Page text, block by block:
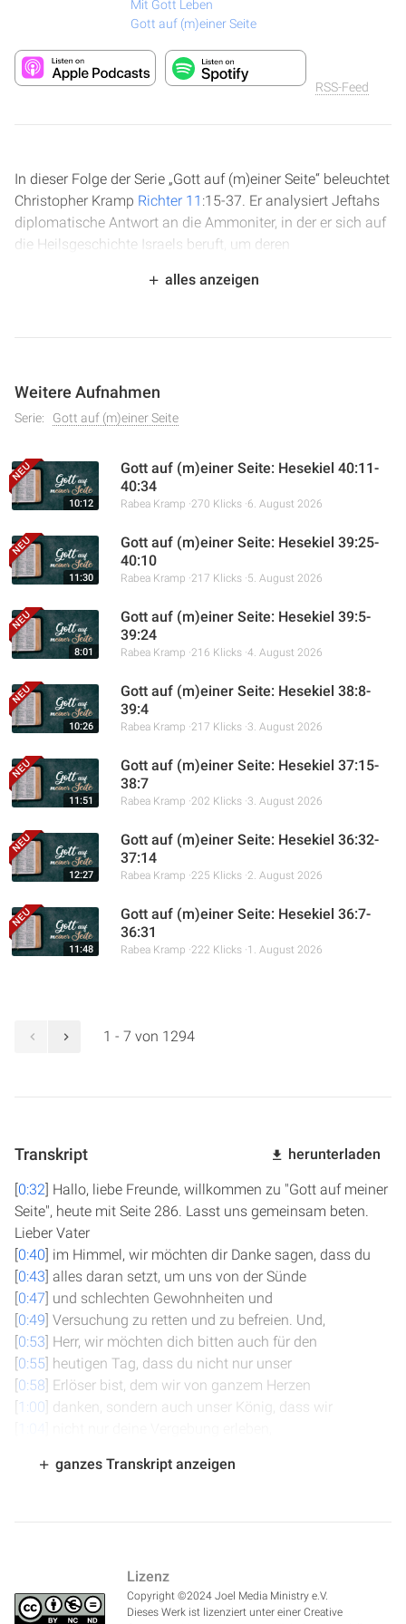
Mit Gott Leben
Gott auf (m)einer Seite
RSS-Feed
In dieser Folge der Serie „Gott auf (m)einer Seite“ beleuchtet
Christopher Kramp Richter 11 :15-37. Er analysiert Jeftahs
diplomatische Antwort an die Ammoniter, in der er sich auf
die Heilsgeschichte Israels beruft, um deren
Bedeutung der Kenntnis biblischer Geschichte für den
alles anzeigen
Weitere Aufnahmen
Serie: Gott auf (m)einer Seite
10:12
Gott auf (m)einer Seite: Hesekiel 40:11-
40:34
Rabea Kramp 270 Klicks 6. August 2026
11:30
Gott auf (m)einer Seite: Hesekiel 39:25-
40:10
Rabea Kramp 217 Klicks 5. August 2026
8:01
Gott auf (m)einer Seite: Hesekiel 39:5-
39:24
Rabea Kramp 216 Klicks 4. August 2026
10:26
Gott auf (m)einer Seite: Hesekiel 38:8-
39:4
Rabea Kramp 217 Klicks 3. August 2026
11:51
Gott auf (m)einer Seite: Hesekiel 37:15-
38:7
Rabea Kramp 202 Klicks 3. August 2026
12:27
Gott auf (m)einer Seite: Hesekiel 36:32-
37:14
Rabea Kramp 225 Klicks 2. August 2026
11:48
Gott auf (m)einer Seite: Hesekiel 36:7-
36:31
Rabea Kramp 222 Klicks 1. August 2026
1 - 7 von 1294
Transkript herunterladen
[0:32] Hallo, liebe Freunde, willkommen zu "Gott auf meiner
Seite", heute mit Seite 286. Lasst uns gemeinsam beten.
Lieber Vater
[0:40] im Himmel, wir möchten dir Danke sagen, dass du
[0:43] alles daran setzt, um uns von der Sünde
[0:47] und schlechten Gewohnheiten und
[0:49] Versuchung zu retten und zu befreien. Und,
[0:53] Herr, wir möchten dich bitten auch für den
[0:55] heutigen Tag, dass du nicht nur unser
[0:58] Erlöser bist, dem wir von ganzem Herzen
[1:00] danken, sondern auch unser König, dass wir
1:10 ] gehorsam sind und dich bestimmen, dass du
] heute jetzt zu uns durch deinen Heiligen
1:26] Geist direkt in unser Herz. Das bitten wir
ganzes Transkript anzeigen
Lizenz
Copyright ©2024 Joel Media Ministry e.V.
Dieses Werk ist lizenziert unter einer Creative